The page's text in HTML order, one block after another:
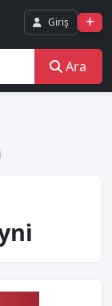
Giriş
Ara